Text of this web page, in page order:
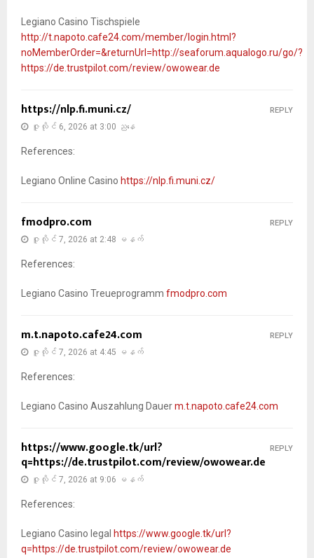
Legiano Casino Tischspiele
http://t.napoto.cafe24.com/member/login.html?
noMemberOrder=&returnUrl=http://seaforum.aqualogo.ru/go/?
https://de.trustpilot.com/review/owowear.de
https://nlp.fi.muni.cz/
ဇူလိုင် 6, 2026 at 3:00 ညနေ
References:
Legiano Online Casino https://nlp.fi.muni.cz/
REPLY
fmodpro.com
ဇူလိုင် 7, 2026 at 2:48 မနက်
References:
Legiano Casino Treueprogramm fmodpro.com
REPLY
m.t.napoto.cafe24.com
ဇူလိုင် 7, 2026 at 4:45 မနက်
References:
Legiano Casino Auszahlung Dauerm.t.napoto.cafe24.com
REPLY
https://www.google.tk/url?
q=https://de.trustpilot.com/review/owowear.de
ဇူလိုင် 7, 2026 at 9:06 မနက်
References:
Legiano Casino legal https://www.google.tk/url?
q=https://de.trustpilot.com/review/owowear.de
REPLY